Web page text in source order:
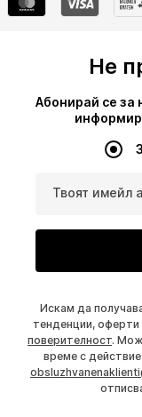
Не
Абонирай се
Твоят имейл
Искам да
тенденции, оферти
поверителност.
време с